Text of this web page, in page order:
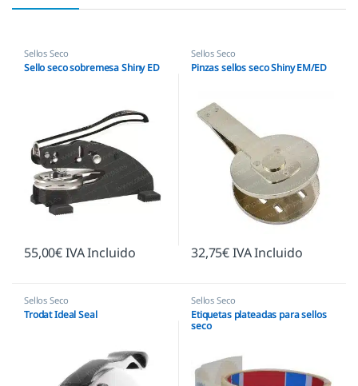
Sellos Seco
Sello seco sobremesa Shiny ED
55,00€IVA Incluido
Sellos Seco
Pinzas sellos seco Shiny EM/ED
32,75€IVA Incluido
Sellos Seco
Trodat Ideal Seal
Sellos Seco
Etiquetas plateadas para sellos
seco